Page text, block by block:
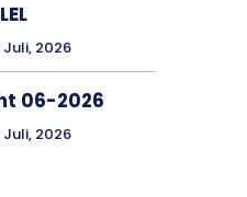
Juli, 2026
06-2026
Juli, 2026